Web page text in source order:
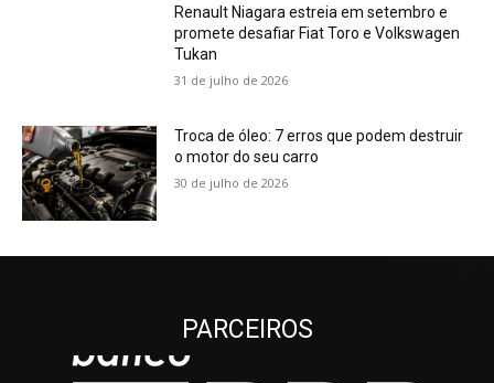
Renault Niagara estreia em setembro e
promete desafiar Fiat Toro e Volkswagen
Tukan
31 de julho de 2026
Troca de óleo: 7 erros que podem destruir
o motor do seu carro
30 de julho de 2026
PARCEIROS